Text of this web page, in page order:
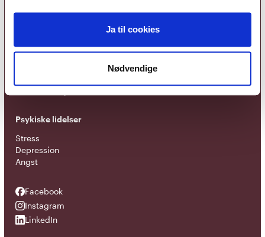
Ja til cookies
Nødvendige
Terapiretninger
Psykiske lidelser
Stress
Depression
Angst
Facebook
Facebook
Instagram
Instagram
LinkedIn
LinkedIn